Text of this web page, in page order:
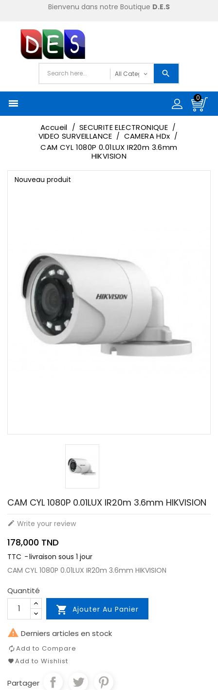
Bienvenu dans notre Boutique D.E.S

0
Accueil
SECURITE ELECTRONIQUE
VIDEO SURVEILLANCE
CAMERA HDx
CAM CYL 1080P 0.01LUX IR20m 3.6mm
HIKVISION
Nouveau produit
CAM CYL 1080P 0.01LUX IR20m 3.6mm HIKVISION
 Write your review
178,000 TND
TTC
livraison sous 1 jour
CAM CYL 1080P 0.01LUX IR20m 3.6mm HIKVISION
Quantité
 Ajouter Au Panier
 Derniers articles en stock
Add to Compare
Add to Wishlist
Partager